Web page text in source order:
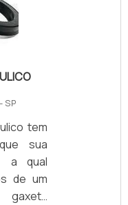
de
SP
tem
sua
a qual
de um